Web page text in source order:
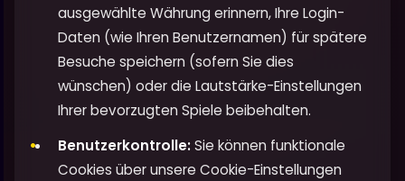
ausgewählte Währung erinnern, Ihre Login-
Daten (wie Ihren Benutzernamen) für spätere
Besuche speichern (sofern Sie dies
wünschen) oder die Lautstärke-Einstellungen
Ihrer bevorzugten Spiele beibehalten.
Benutzerkontrolle:Sie können funktionale
Cookies über unsere Cookie-Einstellungen